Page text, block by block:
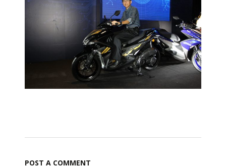
POST A COMMENT